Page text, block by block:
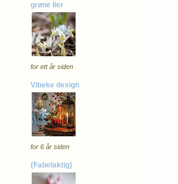
grøne lier
for ett år siden
Vibeke design
for 6 år siden
{Fabelaktig}